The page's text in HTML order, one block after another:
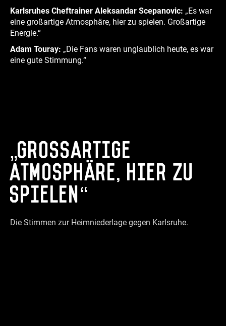
Karlsruhes Cheftrainer Aleksandar Scepanovic: „Es war
eine großartige Atmosphäre, hier zu spielen. Großartige
Energie.“
Adam Touray: „Die Fans waren unglaublich heute, es war
eine gute Stimmung.“
„Grossartige
Atmosphäre, hier zu
spielen“
Die Stimmen zur Heimniederlage gegen Karlsruhe.